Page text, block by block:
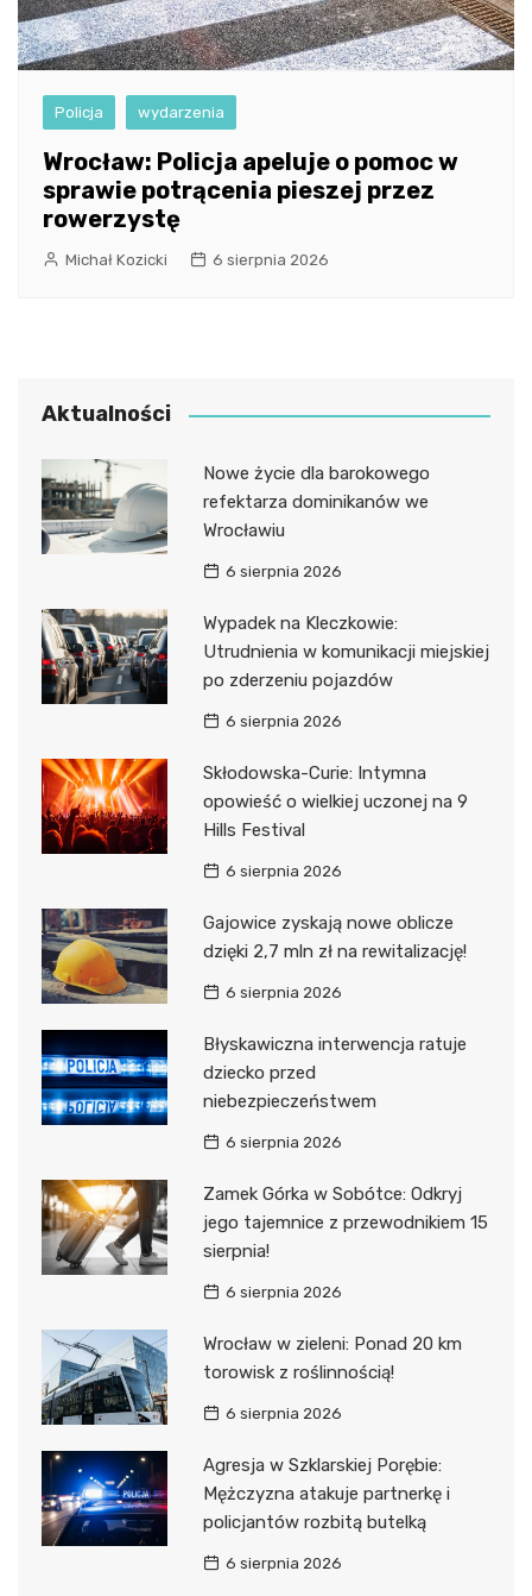
Policja wydarzenia
Wrocław: Policja apeluje o pomoc w
sprawie potrącenia pieszej przez
rowerzystę
Michał Kozicki 6 sierpnia 2026
Aktualności
Nowe życie dla barokowego
refektarza dominikanów we
Wrocławiu
6 sierpnia 2026
Wypadek na Kleczkowie:
Utrudnienia w komunikacji miejskiej
po zderzeniu pojazdów
6 sierpnia 2026
Skłodowska-Curie: Intymna
opowieść o wielkiej uczonej na 9
Hills Festival
6 sierpnia 2026
Gajowice zyskają nowe oblicze
dzięki 2,7 mln zł na rewitalizację!
6 sierpnia 2026
Błyskawiczna interwencja ratuje
dziecko przed
niebezpieczeństwem
6 sierpnia 2026
Zamek Górka w Sobótce: Odkryj
jego tajemnice z przewodnikiem 15
sierpnia!
6 sierpnia 2026
Wrocław w zieleni: Ponad 20 km
torowisk z roślinnością!
6 sierpnia 2026
Agresja w Szklarskiej Porębie:
Mężczyzna atakuje partnerkę i
policjantów rozbitą butelką
6 sierpnia 2026